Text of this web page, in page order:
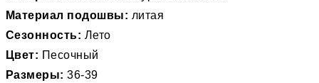
Материал подошвы: литая
Сезонность: Лето
Цвет: Песочный
Размеры:36-39